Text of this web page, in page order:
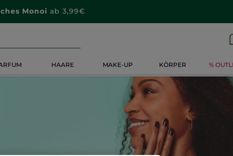
Monoi ab 3,99€
HAARE MAKE-UP KÖRPER %